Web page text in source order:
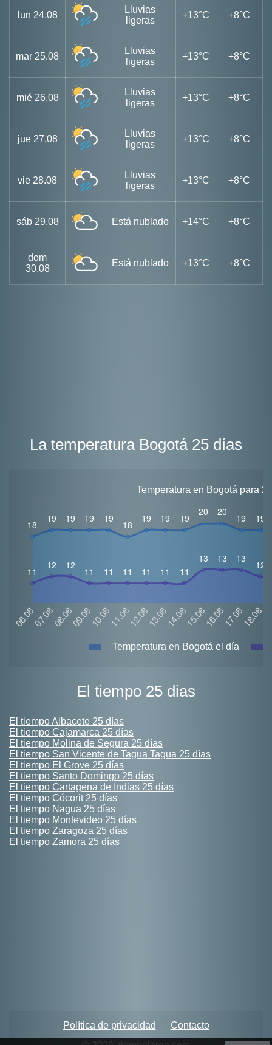
lun 24.08
Lluvias
ligeras
+13°C +8°C
mar 25.08
Lluvias
ligeras
+13°C +8°C
mié 26.08
Lluvias
ligeras
+13°C +8°C
jue 27.08
Lluvias
ligeras
+13°C +8°C
vie 28.08
Lluvias
ligeras
+13°C +8°C
sáb 29.08 Está nublado +14°C +8°C
dom
30.08
Está nublado +13°C +8°C
La temperatura Bogotá 25 días
Temperatura en Bogotá para
Temperatura en Bogotá el día
El tiempo 25 dias
El tiempo Albacete 25 días
El tiempo Cajamarca 25 días
El tiempo Molina de Segura 25 días
El tiempo San Vicente de Tagua Tagua 25 días
El tiempo El Grove 25 días
El tiempo Santo Domingo 25 días
El tiempo Cartagena de Indias 25 días
El tiempo Cócorit 25 días
El tiempo Nagua 25 días
El tiempo Montevideo 25 días
El tiempo Zaragoza 25 días
El tiempo Zamora 25 días
Política de privacidad
Contacto